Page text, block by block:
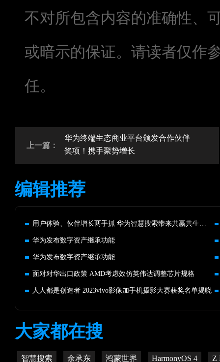
不对所包含内容的准确性、
或暗示的保证。请读者仅作
任。
上一篇：
华为终端生态商业平台颁发合作伙伴
奖项！携手聚势增长
编辑推荐
华为发布数字资产继承功能
华为发布数字资产继承功能
面对对华出口政策 AMD考虑效仿英伟达调整芯片规格
人人都是创造者 2023vivo影像加手机摄影大赛获奖名单揭晓
大家都在搜
智慧搜索 余承东 鸿蒙世界 HarmonyOS 4 Z